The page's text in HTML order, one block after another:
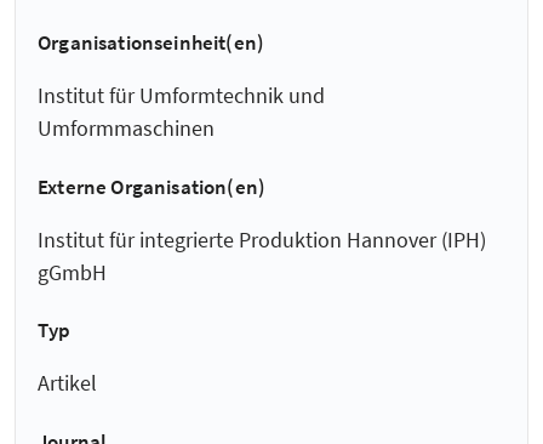
Organisationseinheit(en)
Institut für Umformtechnik und
Umformmaschinen
Externe Organisation(en)
Institut für integrierte Produktion Hannover (IPH)
gGmbH
Typ
Artikel